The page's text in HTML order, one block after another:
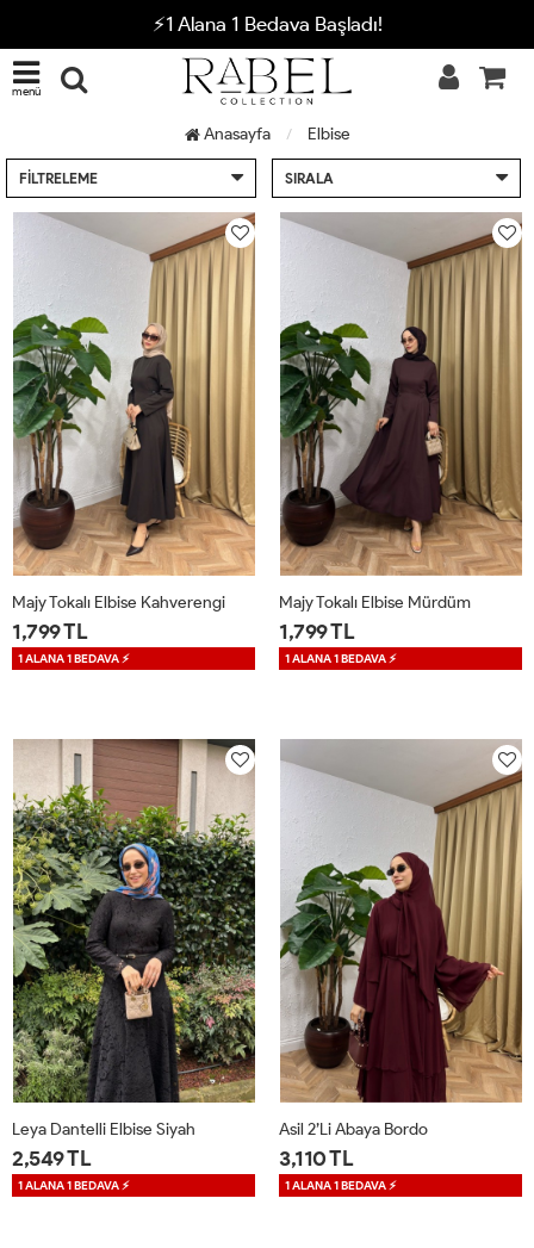
⚡1 Alana 1 Bedava Başladı!
menü
Anasayfa Elbise
FILTRELEME SIRALA
S M L XL
Majy Tokalı Elbise Kahverengi
1,799 TL
1 ALANA 1 BEDAVA ⚡
S M L XL
Majy Tokalı Elbise Mürdüm
1,799 TL
1 ALANA 1 BEDAVA ⚡
36 38 40 42
Leya Dantelli Elbise Siyah
2,549 TL
1 ALANA 1 BEDAVA ⚡
STD
Asil 2’li Abaya Bordo
3,110 TL
1 ALANA 1 BEDAVA ⚡